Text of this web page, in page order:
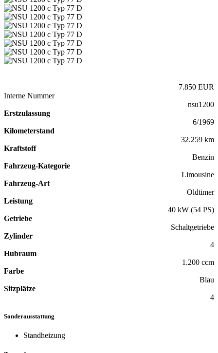
7.850 EUR
Interne Nummer
nsu1200
Erstzulassung
6/1969
Kilometerstand
32.259 km
Kraftstoff
Benzin
Fahrzeug-Kategorie
Limousine
Fahrzeug-Art
Oldtimer
Leistung
40 kW (54 PS)
Getriebe
Schaltgetriebe
Zylinder
4
Hubraum
1.200 ccm
Farbe
Blau
Sitzplätze
4
Sonderausstattung
Standheizung